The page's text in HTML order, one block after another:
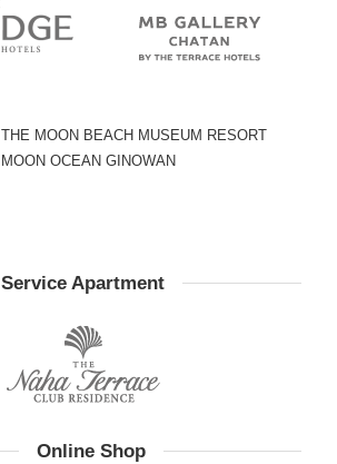
THE MOON BEACH MUSEUM RESORT
MOON OCEAN GINOWAN
Service Apartment
Online Shop